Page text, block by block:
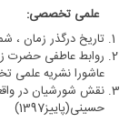
علمی تخصصی:
تاریخ درگذر زمان ،
روابط عاطفی حضرت
عاشورا نشریه علمی
نقش شورشیان در
حسینی(پاییز1397)